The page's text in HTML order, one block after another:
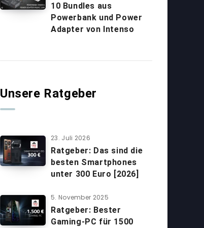
10 Bundles aus
Powerbank und Power
Adapter von Intenso
Unsere Ratgeber
23. Juli 2026
Ratgeber: Das sind die
besten Smartphones
unter 300 Euro [2026]
5. November 2025
Ratgeber: Bester
Gaming-PC für 1500